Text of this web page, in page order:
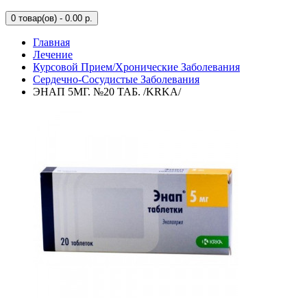
0 товар(ов) - 0.00 р.
Главная
Лечение
Курсовой Прием/Хронические Заболевания
Сердечно-Сосудистые Заболевания
ЭНАП 5МГ. №20 ТАБ. /KRKA/